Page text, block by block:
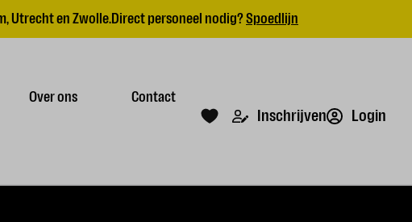
Utrecht en Zwolle.Direct personeel nodig?Spoedlijn
Over ons
Contact
Inschrijven Login